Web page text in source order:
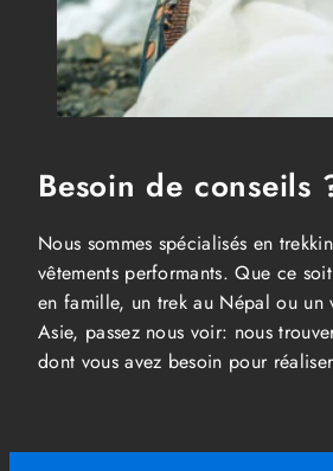
Besoin de conseils
Nous sommes spécialisés en
vêtements performants. Que ce
en famille, un trek au Népal ou un
Asie, passez nous voir: nous
dont vous avez besoin pour